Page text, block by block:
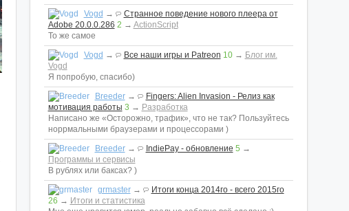
Vogd →
Странное поведение нового плеера от
Adobe 20.0.0.286 2 → ActionScript
То же самое
Vogd → Все наши игры и Patreon 10→ Блог им.
Vogd
Я попробую, спасибо)
Breeder→
Fingers: Alien Invasion - Релиз как
мотивация работы 3 → Разработка
Написано же «Осторожно, трафик», что не так? Пользуйтесь
норрмальными браузерами и процессорами )
Breeder→ IndiePay - обновление 5 →
Программы и сервисы
В рублях или баксах? )
grmaster→
Итоги конца 2014го - всего 2015го
26 → Итоги и статистика